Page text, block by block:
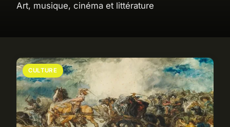
Art, musique, cinéma et littérature
CULTURE